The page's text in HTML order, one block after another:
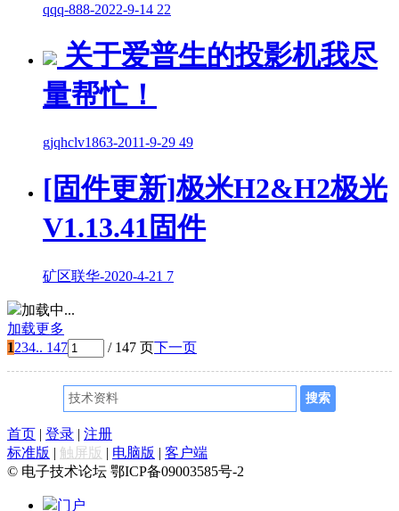
qqq-888-2022-9-14 22
关于爱普生的投影机我尽
量帮忙！
gjqhclv1863-2011-9-29 49
[固件更新]极米H2&H2极光
V1.13.41固件
矿区联华-2020-4-21 7
加载中...
加载更多
1234.. 147 / 147 页下一页
首页 | 登录 | 注册
标准版 | 触屏版 | 电脑版 | 客户端
© 电子技术论坛 鄂ICP备09003585号-2
门户